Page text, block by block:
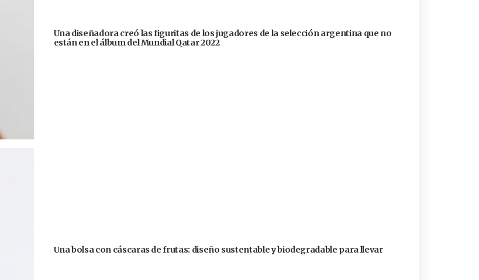
Una diseñadora creó las figuritas de los jugadores de la selección argentina que no
están en el álbum del Mundial Qatar 2022
Una bolsa con cáscaras de frutas: diseño sustentable y biodegradable para llevar